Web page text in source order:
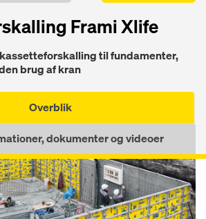
Frami Xlife
til fundamenter,
brug af kran
Overblik
dokumenter og videoer